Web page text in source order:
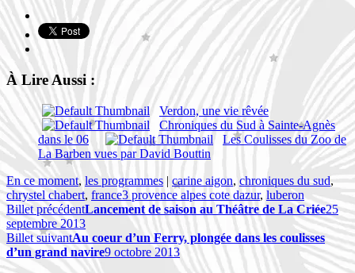
À Lire Aussi :
Verdon, une vie rêvée
Chroniques du Sud à Sainte-Agnès
dans le 06
Les Coulisses du Zoo de
La Barben vues par David Bouttin
En ce moment, les programmes | carine aigon, chroniques du sud,
chrystel chabert, france3 provence alpes cote dazur, luberon
Billet précédentLancement de saison au Théâtre de La Criée25
septembre 2013
Billet suivantAu coeur d’un Ferry, plongée dans les coulisses
d’un grand navire9 octobre 2013